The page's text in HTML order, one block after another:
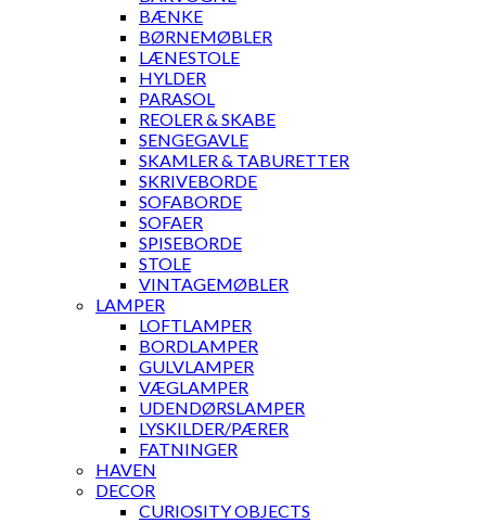
BÆNKE
BØRNEMØBLER
LÆNESTOLE
HYLDER
PARASOL
REOLER & SKABE
SENGEGAVLE
SKAMLER & TABURETTER
SKRIVEBORDE
SOFABORDE
SOFAER
SPISEBORDE
STOLE
VINTAGEMØBLER
LAMPER
LOFTLAMPER
BORDLAMPER
GULVLAMPER
VÆGLAMPER
UDENDØRSLAMPER
LYSKILDER/PÆRER
FATNINGER
HAVEN
DECOR
CURIOSITY OBJECTS